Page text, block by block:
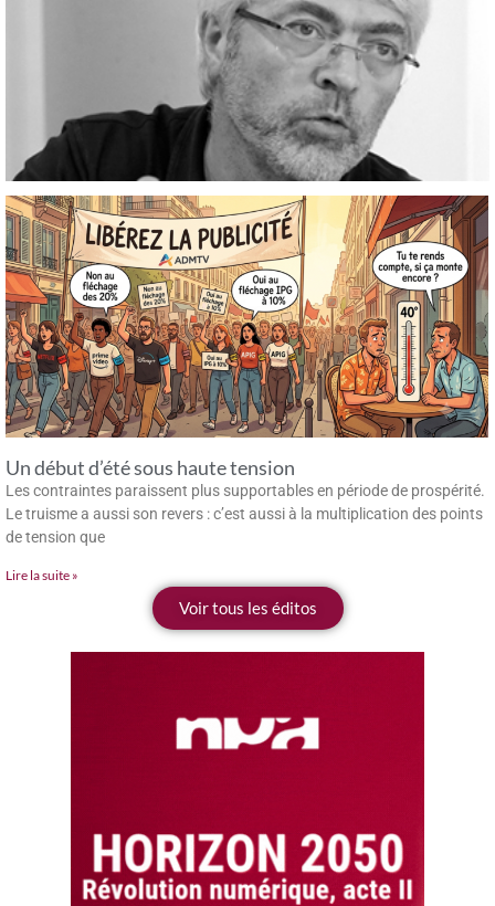
Un début d’été sous haute tension
Les contraintes paraissent plus supportables en période de prospérité.
Le truisme a aussi son revers : c’est aussi à la multiplication des points
de tension que
Lire la suite »
Voir tous les éditos